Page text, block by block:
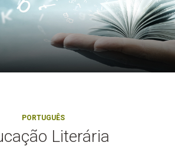
PORTUGUÊS
Literária